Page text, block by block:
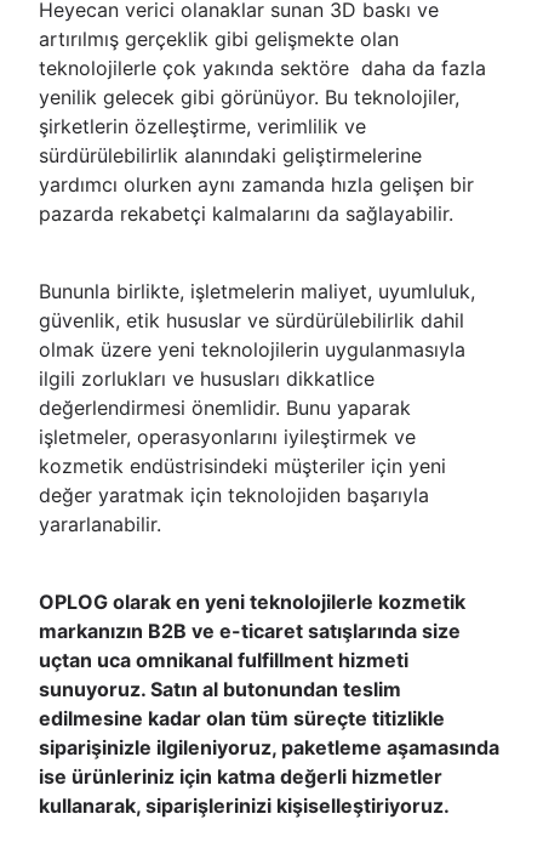
Heyecan verici olanaklar sunan 3D baskı ve
artırılmış gerçeklik gibi gelişmekte olan
teknolojilerle çok yakında sektöre daha da fazla
yenilik gelecek gibi görünüyor. Bu teknolojiler,
şirketlerin özelleştirme, verimlilik ve
sürdürülebilirlik alanındaki geliştirmelerine
yardımcı olurken aynı zamanda hızla gelişen bir
pazarda rekabetçi kalmalarını da sağlayabilir.
Bununla birlikte, işletmelerin maliyet, uyumluluk,
güvenlik, etik hususlar ve sürdürülebilirlik dahil
olmak üzere yeni teknolojilerin uygulanmasıyla
ilgili zorlukları ve hususları dikkatlice
değerlendirmesi önemlidir. Bunu yaparak
işletmeler, operasyonlarını iyileştirmek ve
kozmetik endüstrisindeki müşteriler için yeni
değer yaratmak için teknolojiden başarıyla
yararlanabilir.
OPLOG olarak en yeni teknolojilerle kozmetik
markanızın B2B ve e-ticaret satışlarında size
uçtan uca omnikanal fulfillment hizmeti
sunuyoruz. Satın al butonundan teslim
edilmesine kadar olan tüm süreçte titizlikle
siparişinizle ilgileniyoruz, paketleme aşamasında
ise ürünleriniz için katma değerli hizmetler
kullanarak, siparişlerinizi kişiselleştiriyoruz.